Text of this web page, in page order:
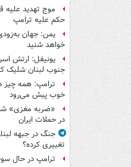
موج تهدید علیه
حکم علیه ترامپ
یمن: جهان
خواهد شنید
جنوب لبنان شلیک
ترامپ: همه چیز
خوب پیش می‌رود
«ضربه مغزی»
در حملات ایران
جنگ در جبهه
تغییری کرده؟
ترامپ در حال